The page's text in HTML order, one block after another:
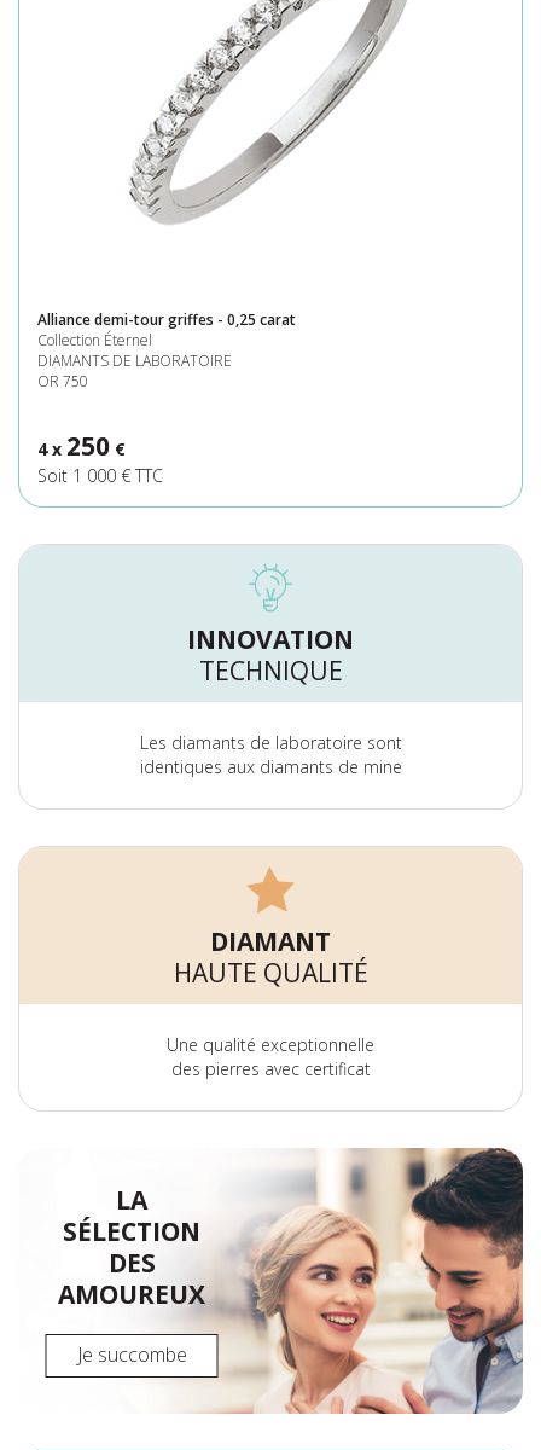
Alliance demi-tour griffes - 0,25 carat
Collection Éternel
DIAMANTS DE LABORATOIRE
OR 750
4 x 250 €
Soit 1 000 € TTC
INNOVATION
TECHNIQUE
Les diamants de laboratoire sont
identiques aux diamants de mine
DIAMANT
HAUTE QUALITÉ
Une qualité exceptionnelle
des pierres avec certificat
LA
SÉLECTION
DES
AMOUREUX
Je succombe